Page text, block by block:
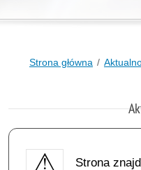
Strona główna
Strona